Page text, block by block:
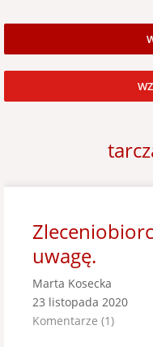
uwagę.
Marta Kosecka
23 listopada 2020
Komentarze (1)